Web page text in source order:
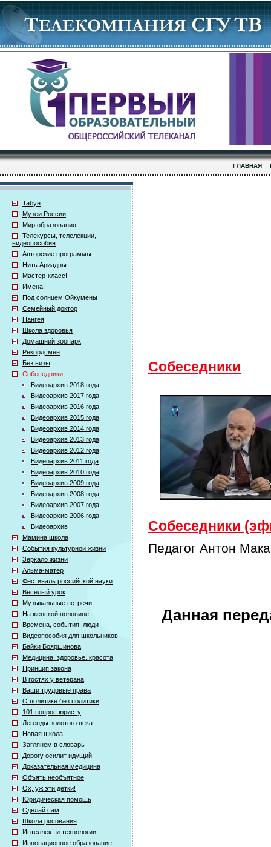
ГЛАВНАЯ
Табун
Музеи России
Мир образования
Телекурсы, телелекции,
видеопособия
Авторские программы
Нить Ариадны
Мастер-класс!
Имена
Под солнцем Ойкумены
Семейный доктор
Пангея
Школа здоровья
Домашний зоопарк
Рекордсмен
Без визы
Собеседники
Видеоархив 2018 года
Видеоархив 2017 года
Видеоархив 2016 года
Видеоархив 2015 года
Видеоархив 2014 года
Видеоархив 2013 года
Видеоархив 2012 года
Видеоархив 2011 года
Видеоархив 2010 года
Видеоархив 2009 года
Видеоархив 2008 года
Видеоархив 2007 года
Видеоархив 2006 года
Видеоархив
Мамина школа
События культурной жизни
Зеркало жизни
Альма-матер
Фестиваль российской науки
Веселый урок
Музыкальные встречи
На женской половине
Времена, события, люди
Видеопособия для школьников
Байки Бояршинова
Медицина. здоровье. красота
Принцип закона
В гостях у ветерана
Ваши трудовые права
О политике без политики
101 вопрос юристу
Легенды золотого века
Новая школа
Заглянем в словарь
Дорогу осилит идущий
Доказательная медицина
Объять необъятное
Ох, уж эти детки!
Юридическая помощь
Сделай сам
Школа рисования
Интеллект и технологии
Инновационное образование
Собеседники
Собеседники
Педагог Антон
Данная